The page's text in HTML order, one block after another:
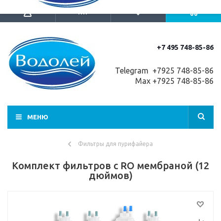
+7 495 748-85-86
Telegram +7925 748-85-86
Max +7925 748-85-86
МЕНЮ
Фильтры для пурифайера
Комплект фильтров с RO мембраной (12
дюймов)